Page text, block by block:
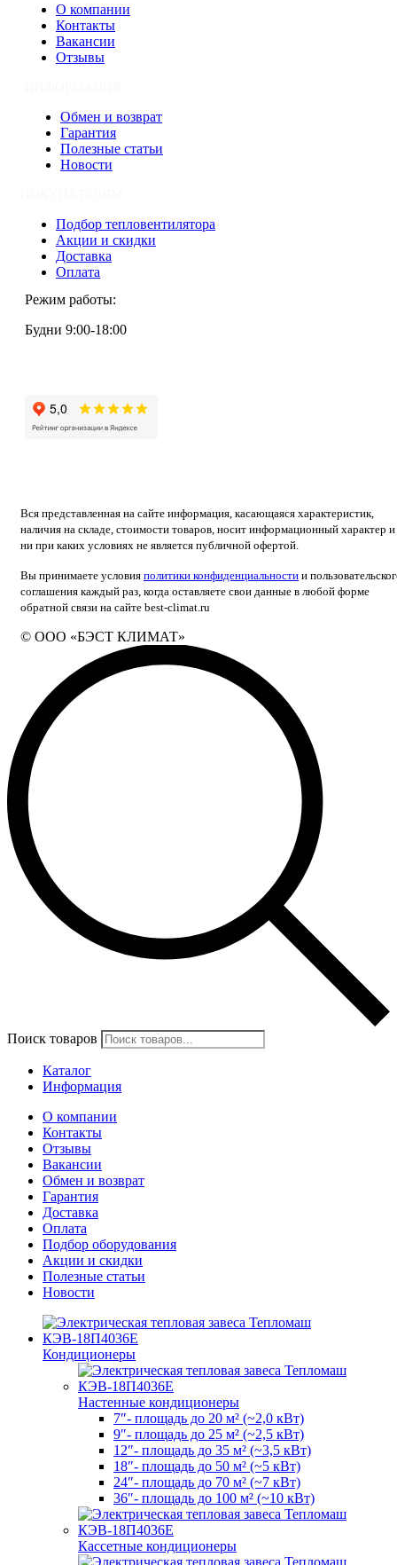
О компании
Контакты
Вакансии
Отзывы
Обмен и возврат
Гарантия
Полезные статьи
Новости
Подбор тепловентилятора
Акции и скидки
Доставка
Оплата
Режим работы:
Будни 9:00-18:00
Вся представленная на сайте информация, касающаяся характеристик,
наличия на складе, стоимости товаров, носит информационный характер и
ни при каких условиях не является публичной офертой.
Вы принимаете условия политики конфиденциальности и
соглашения каждый раз, когда оставляете свои данные в любой форме
обратной связи на сайте best-climat.ru
© ООО «БЭСТ КЛИМАТ»
Поиск товаров
Каталог
Информация
О компании
Контакты
Отзывы
Вакансии
Обмен и возврат
Гарантия
Доставка
Оплата
Подбор оборудования
Акции и скидки
Полезные статьи
Новости
Кондиционеры
Настенные кондиционеры
7″- площадь до 20 м² (~2,0 кВт)
9″- площадь до 25 м² (~2,5 кВт)
12″- площадь до 35 м² (~3,5 кВт)
18″- площадь до 50 м² (~5 кВт)
24″- площадь до 70 м² (~7 кВт)
36″- площадь до 100 м² (~10 кВт)
Кассетные кондиционеры